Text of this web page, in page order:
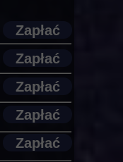
Zapłać
Zapłać
Zapłać
Zapłać
Zapłać